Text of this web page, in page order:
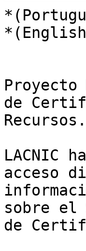
Proyecto
de
Recursos.
LACNIC
acceso
sobre el
de